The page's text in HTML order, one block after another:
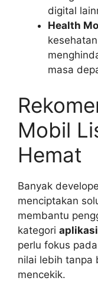
digital
Health
masa
Mobil
Hemat
Banyak
menciptakan
membantu
kategori
perlu fokus
nilai lebih tanpa
mencekik.